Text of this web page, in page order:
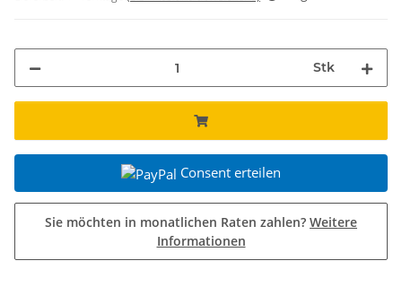
Stk
Consent erteilen
Sie möchten in monatlichen Raten zahlen? Weitere
Informationen